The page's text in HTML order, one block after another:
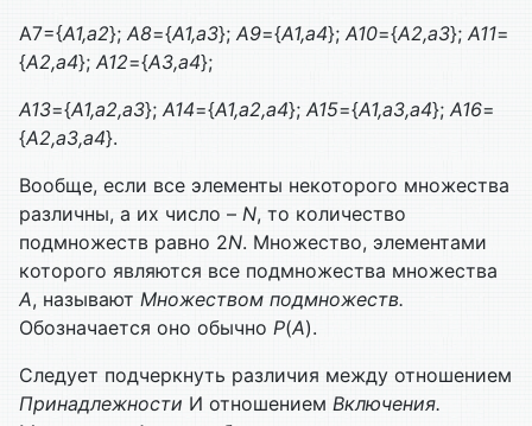
А7={А1,а2};А8={А1,а3};А9={А1,а4};А10={А2,а3};А11=
{А2,а4}; А12={А3,а4};
А13={А1,а2,а3};А14={А1,а2,а4};А15={А1,а3,а4};А16=
{А2,а3,а4}.
Вообще, если все элементы некоторого множества
различны, а их число – N, то количество
подмножеств равно 2N. Множество, элементами
которого являются все подмножества множества
А, называют Множеством подмножеств.
Обозначается оно обычно Р(А).
Следует подчеркнуть различия между отношением
Принадлежности И отношением Включения.